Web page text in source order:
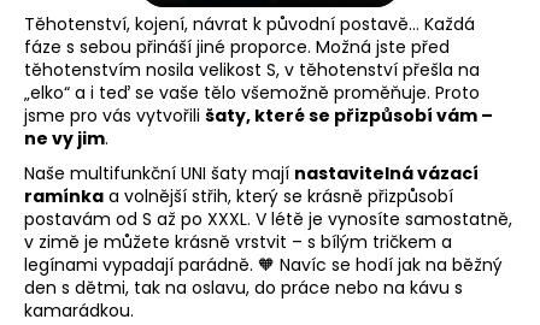
Těhotenství, kojení, návrat k původní postavě… Každá
fáze s sebou přináší jiné proporce. Možná jste před
těhotenstvím nosila velikost S, v těhotenství přešla na
„elko“ a i teď se vaše tělo všemožně proměňuje. Proto
jsme pro vás vytvořili šaty, které se přizpůsobí vám –
ne vy jim.
Naše multifunkční UNI šaty mají nastavitelná vázací
ramínka a volnější střih, který se krásně přizpůsobí
postavám od S až po XXXL. V létě je vynosíte samostatně,
v zimě je můžete krásně vrstvit – s bílým tričkem a
legínami vypadají parádně. 🧡 Navíc se hodí jak na běžný
den s dětmi, tak na oslavu, do práce nebo na kávu s
kamarádkou.